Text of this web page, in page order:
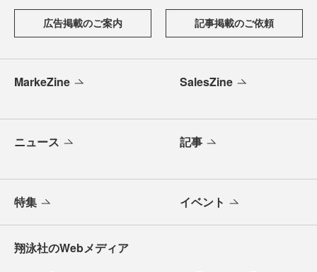
広告掲載のご案内 記事掲載のご依頼
MarkeZine SalesZine
ニュース 記事
特集 イベント
翔泳社のWebメディア